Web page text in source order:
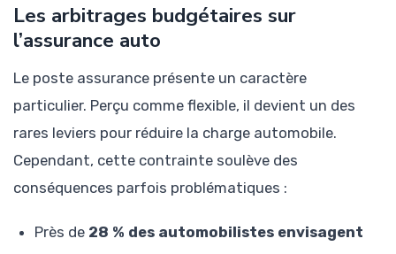
Les arbitrages budgétaires sur
l’assurance auto
Le poste assurance présente un caractère
particulier. Perçu comme flexible, il devient un des
rares leviers pour réduire la charge automobile.
Cependant, cette contrainte soulève des
conséquences parfois problématiques :
Près de 28 % des automobilistes envisagent